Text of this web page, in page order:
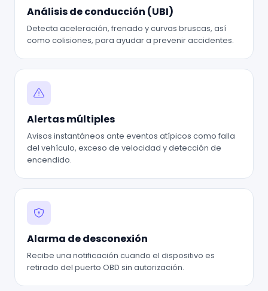
Análisis de conducción (UBI)
Detecta aceleración, frenado y curvas bruscas, así
como colisiones, para ayudar a prevenir accidentes.
Alertas múltiples
Avisos instantáneos ante eventos atípicos como falla
del vehículo, exceso de velocidad y detección de
encendido.
Alarma de desconexión
Recibe una notificación cuando el dispositivo es
retirado del puerto OBD sin autorización.